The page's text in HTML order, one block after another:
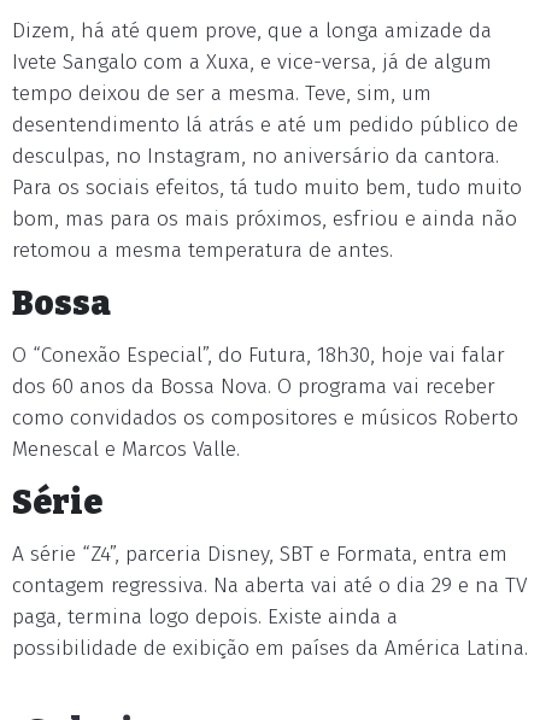
Dizem, há até quem prove, que a longa amizade da
Ivete Sangalo com a Xuxa, e vice-versa, já de algum
tempo deixou de ser a mesma. Teve, sim, um
desentendimento lá atrás e até um pedido público de
desculpas, no Instagram, no aniversário da cantora.
Para os sociais efeitos, tá tudo muito bem, tudo muito
bom, mas para os mais próximos, esfriou e ainda não
retomou a mesma temperatura de antes.
Bossa
O “Conexão Especial”, do Futura, 18h30, hoje vai falar
dos 60 anos da Bossa Nova. O programa vai receber
como convidados os compositores e músicos Roberto
Menescal e Marcos Valle.
Série
A série “Z4”, parceria Disney, SBT e Formata, entra em
contagem regressiva. Na aberta vai até o dia 29 e na TV
paga, termina logo depois. Existe ainda a
possibilidade de exibição em países da América Latina.